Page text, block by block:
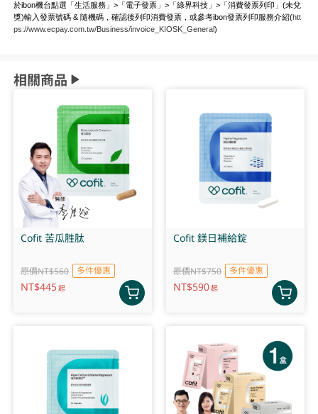
於ibon機台點選「生活服務」>「電子發票」>「綠界科技」>「消費發票列印」(未兌
獎)輸入發票號碼 & 隨機碼，確認後列印消費發票，或參考ibon發票列印服務介紹(htt
ps://www.ecpay.com.tw/Business/invoice_KIOSK_General)
相關商品
Cofit 苦瓜胜肽
原價NT$560 多件優惠
NT$445起
Cofit 鎂日補給錠
原價NT$750 多件優惠
NT$590起